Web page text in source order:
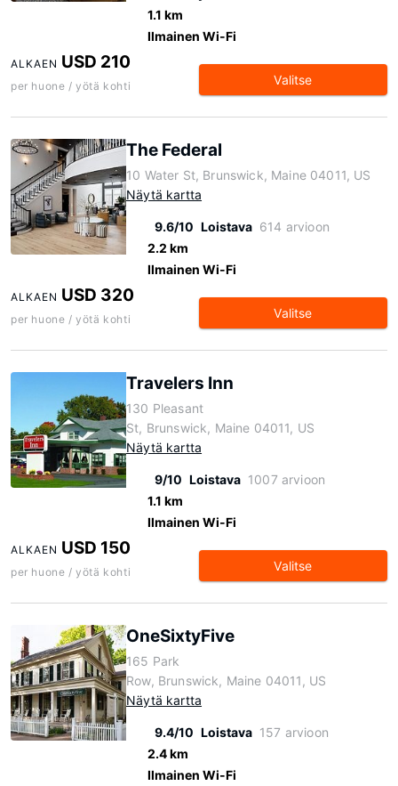
1.1 km
Ilmainen Wi-Fi
ALKAEN USD 210
per huone / yötä kohti Valitse
The Federal
10 Water St, Brunswick, Maine 04011, US
Näytä kartta
9.6/10 Loistava 614 arvioon
2.2 km
Ilmainen Wi-Fi
ALKAEN USD 320
per huone / yötä kohti Valitse
Travelers Inn
130 Pleasant
St, Brunswick, Maine 04011, US
Näytä kartta
9/10 Loistava 1007 arvioon
1.1 km
Ilmainen Wi-Fi
ALKAEN USD 150
per huone / yötä kohti Valitse
OneSixtyFive
165 Park
Row, Brunswick, Maine 04011, US
Näytä kartta
9.4/10 Loistava 157 arvioon
2.4 km
Ilmainen Wi-Fi